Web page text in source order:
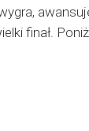
finał.